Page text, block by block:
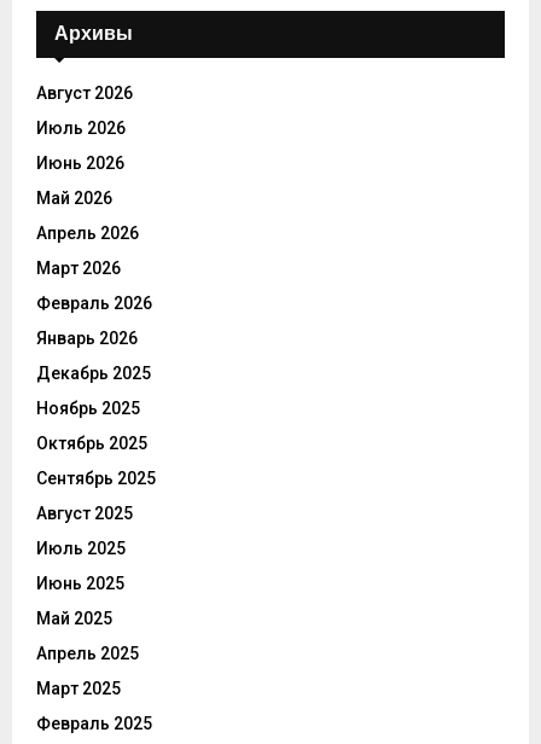
Архивы
Август 2026
Июль 2026
Июнь 2026
Май 2026
Апрель 2026
Март 2026
Февраль 2026
Январь 2026
Декабрь 2025
Ноябрь 2025
Октябрь 2025
Сентябрь 2025
Август 2025
Июль 2025
Июнь 2025
Май 2025
Апрель 2025
Март 2025
Февраль 2025